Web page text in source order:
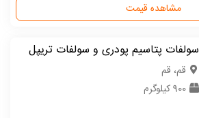
مشاهده قیمت
سولفات پتاسیم پودری و سولفات تریپل
قم، قم
900 کیلوگرم